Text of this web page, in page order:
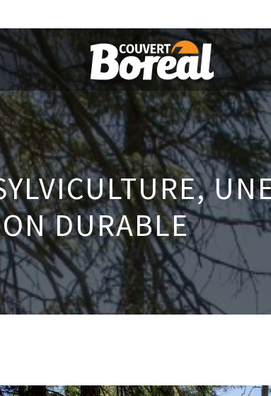
DURABLE